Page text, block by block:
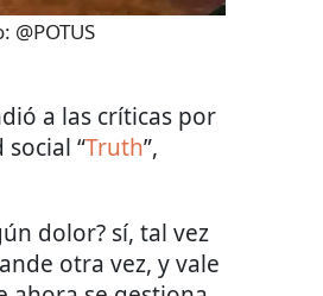
@POTUS
a las críticas por
social “Truth”,
dolor? sí, tal vez
otra vez, y vale